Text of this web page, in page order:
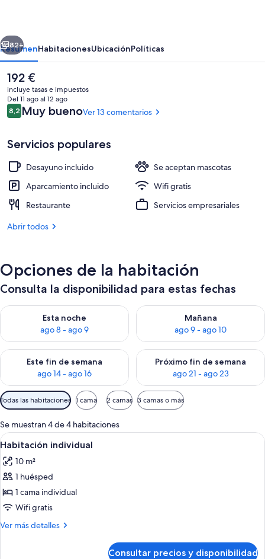
Vestíbulo
Siguiente
82+
ResumenHabitacionesUbicaciónPolíticas
El
precio
actual
es
de
192 €
incluye tasas e impuestos
Del 11 ago al 12 ago
Comentarios
8,28,2 de 10
Muy buenoVer 13 comentarios
Servicios populares
Desayuno incluido
Se aceptan mascotas
Aparcamiento incluido
Wifi gratis
Restaurante
Servicios empresariales
Abrir todos
Opciones de la habitación
Consulta la disponibilidad para estas fechas
Esta noche
ago 8 - ago 9
Consulta la disponibilidad para esta noche, ago 8 - ago 9
Mañana
ago 9 - ago 10
Consulta la disponibilidad
Este fin de semana
ago 14 - ago 16
Consulta la disponibilidad para este fin de semana, ago 14 -
Próximo fin de semana
ago 21 - ago 23
Consulta la disponibilidad
Filtros
disponibles
para
las
habitaciones
Todas las habitaciones 1 cama 2 camas 3 camas o más
Se muestran 4 de 4 habitaciones
Abrir
todas
las
fotos
de
Habitación
individual
Una habitación de hotel con cama,
6
Habitación individual
10 m²
1 huésped
1 cama individual
Wifi gratis
Ver más detalles
Más
Consultar precios y disponibilidad